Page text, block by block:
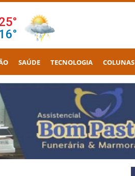
SAÚDE TECNOLOGIA COLUNAS